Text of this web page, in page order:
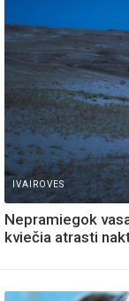
IVAIROVES
Nepramiegok
kviečia atrasti